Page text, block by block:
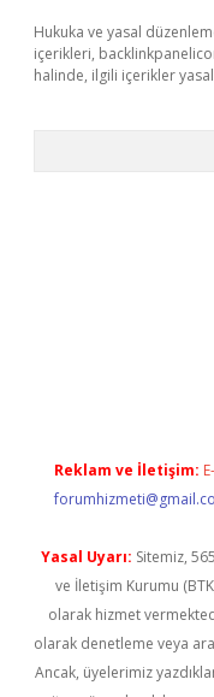
Hukuka ve yasal
içerikleri,
halinde, ilgili içerikler
Reklam ve İletişim:
Yasal Uyarı: Sitemiz,
ve İletişim Kurumu
olarak hizmet
olarak denetleme veya
Ancak, üyelerimiz